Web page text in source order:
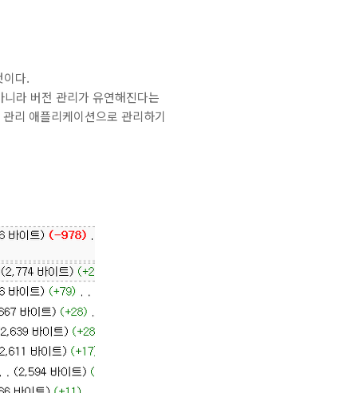
다.
라 버전 관리가 유연해진다는
리 애플리케이션으로 관리하기